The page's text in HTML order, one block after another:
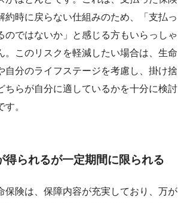
約時に戻らない仕組みのため、「支払っ
のではないか」と感じる方もいらっしゃ
。このリスクを軽減したい場合は、生命
自分のライフステージを考慮し、掛け捨
ちらが自分に適しているかを十分に検討
。
得られるが一定期間に限られる
険は、保障内容が充実しており、万が